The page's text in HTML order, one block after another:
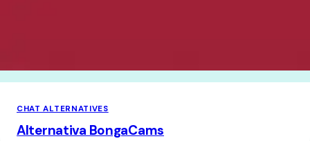
CHAT ALTERNATIVES
Alternativa BongaCams